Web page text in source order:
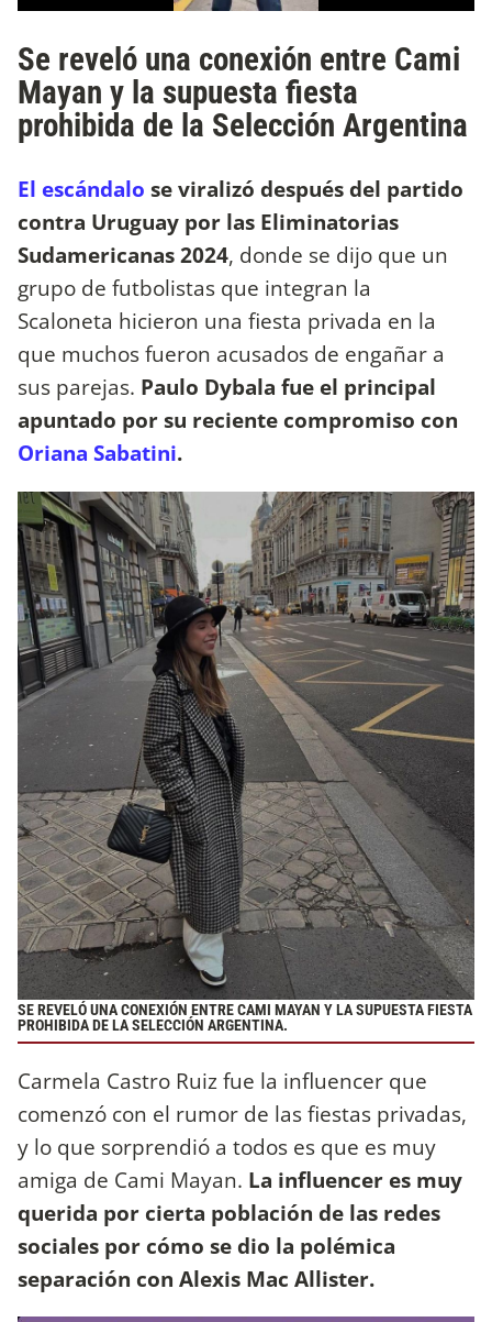
Se reveló una conexión entre Cami
Mayan y la supuesta fiesta
prohibida de la Selección Argentina
El escándalo se viralizó después del partido
contra Uruguay por las Eliminatorias
Sudamericanas 2024, donde se dijo que un
grupo de futbolistas que integran la
Scaloneta hicieron una fiesta privada en la
que muchos fueron acusados de engañar a
sus parejas. Paulo Dybala fue el principal
apuntado por su reciente compromiso con
Oriana Sabatini.
SE REVELÓ UNA CONEXIÓN ENTRE CAMI MAYAN Y LA SUPUESTA FIESTA
PROHIBIDA DE LA SELECCIÓN ARGENTINA.
Carmela Castro Ruiz fue la influencer que
comenzó con el rumor de las fiestas privadas,
y lo que sorprendió a todos es que es muy
amiga de Cami Mayan. La influencer es muy
querida por cierta población de las redes
sociales por cómo se dio la polémica
separación con Alexis Mac Allister.